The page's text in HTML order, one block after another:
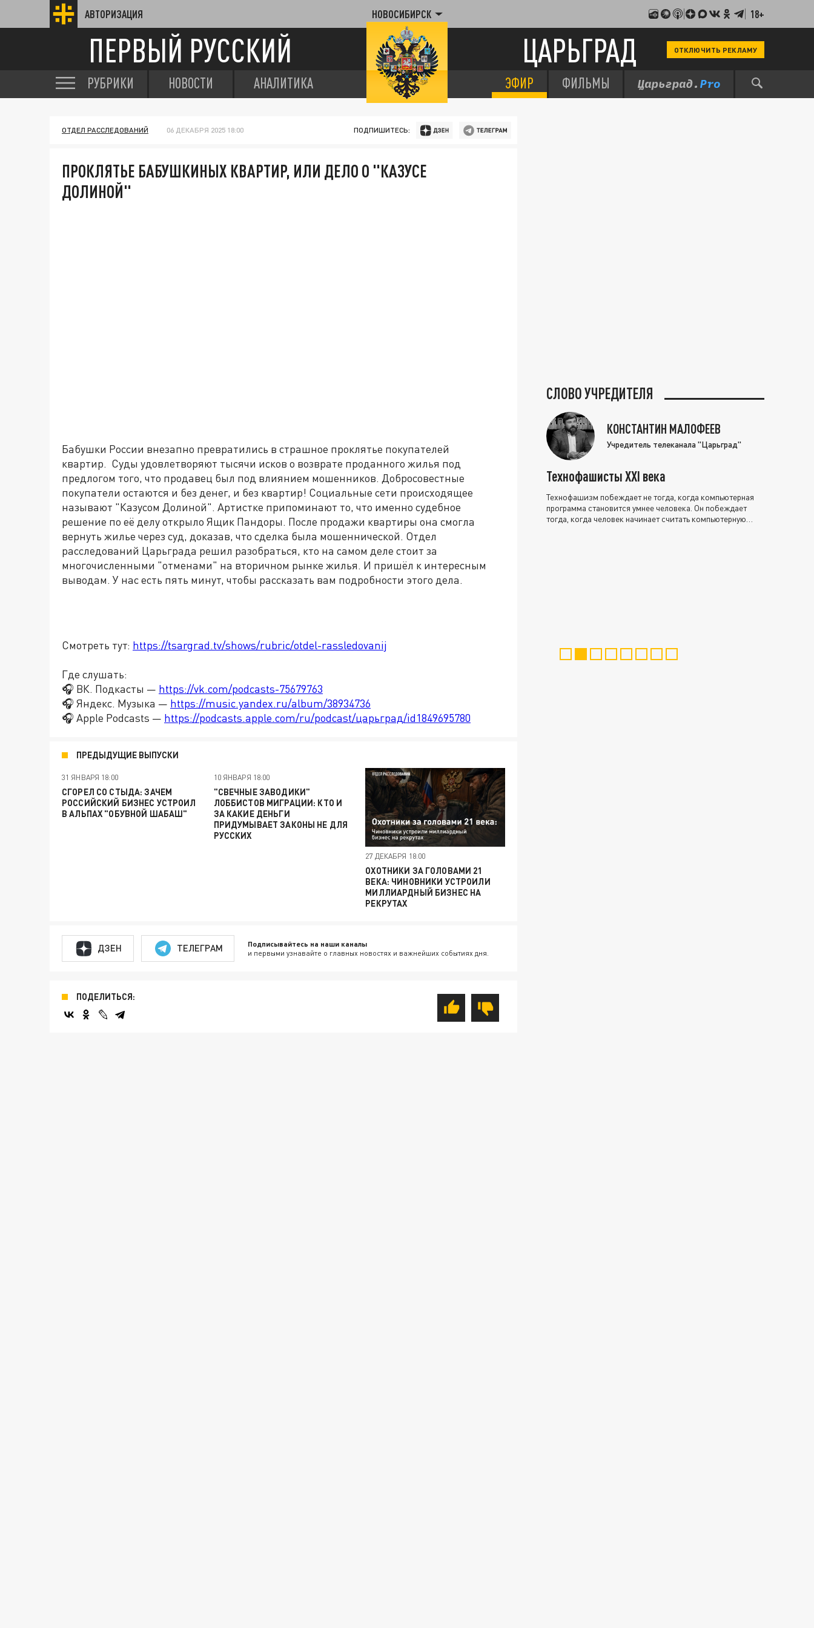
АВТОРИЗАЦИЯ НОВОСИБИРСК 18+
ПЕРВЫЙ РУССКИЙ ЦАРЬГРАД ОТКЛЮЧИТЬ РЕКЛАМУ
РУБРИКИ НОВОСТИ АНАЛИТИКА ЭФИР ФИЛЬМЫ
ОТДЕЛ РАССЛЕДОВАНИЙ 06 ДЕКАБРЯ 2025 18:00 ПОДПИШИТЕСЬ:
ПРОКЛЯТЬЕ БАБУШКИНЫХ КВАРТИР, ИЛИ ДЕЛО О "КАЗУСЕ
ДОЛИНОЙ"
Бабушки России внезапно превратились в страшное проклятье покупателей
квартир. Суды удовлетворяют тысячи исков о возврате проданного жилья под
предлогом того, что продавец был под влиянием мошенников. Добросовестные
покупатели остаются и без денег, и без квартир! Социальные сети происходящее
называют "Казусом Долиной". Артистке припоминают то, что именно судебное
решение по её делу открыло Ящик Пандоры. После продажи квартиры она смогла
вернуть жилье через суд, доказав, что сделка была мошеннической. Отдел
расследований Царьграда решил разобраться, кто на самом деле стоит за
многочисленными "отменами" на вторичном рынке жилья. И пришёл к интересным
выводам. У нас есть пять минут, чтобы рассказать вам подробности этого дела.
Смотреть тут: https://tsargrad.tv/shows/rubric/otdel-rassledovanij
Где слушать:
🎧 ВК. Подкасты — https://vk.com/podcasts-75679763
🎧 Яндекс. Музыка — https://music.yandex.ru/album/38934736
🎧 Apple Podcasts — https://podcasts.apple.com/ru/podcast/царьград/id1849695780
ПРЕДЫДУЩИЕ ВЫПУСКИ
31 ЯНВАРЯ 18:00
СГОРЕЛ СО СТЫДА: ЗАЧЕМ
РОССИЙСКИЙ БИЗНЕС УСТРОИЛ
В АЛЬПАХ "ОБУВНОЙ ШАБАШ"
10 ЯНВАРЯ 18:00
"СВЕЧНЫЕ ЗАВОДИКИ"
ЛОББИСТОВ МИГРАЦИИ: КТО И
ЗА КАКИЕ ДЕНЬГИ
ПРИДУМЫВАЕТ ЗАКОНЫ НЕ ДЛЯ
РУССКИХ
27 ДЕКАБРЯ 18:00
ОХОТНИКИ ЗА ГОЛОВАМИ 21
ВЕКА: ЧИНОВНИКИ УСТРОИЛИ
МИЛЛИАРДНЫЙ БИЗНЕС НА
РЕКРУТАХ
ДЗЕН ТЕЛЕГРАМ Подписывайтесь на наши каналы
и первыми узнавайте о главных новостях и важнейших событиях дня.
ПОДЕЛИТЬСЯ:
СЛОВО УЧРЕДИТЕЛЯ
КОНСТАНТИН МАЛОФЕЕВ
Учредитель телеканала "Царьград"
Технофашисты XXI века
Технофашизм побеждает не тогда, когда компьютерная
программа становится умнее человека. Он побеждает
тогда, когда человек начинает считать компьютерную